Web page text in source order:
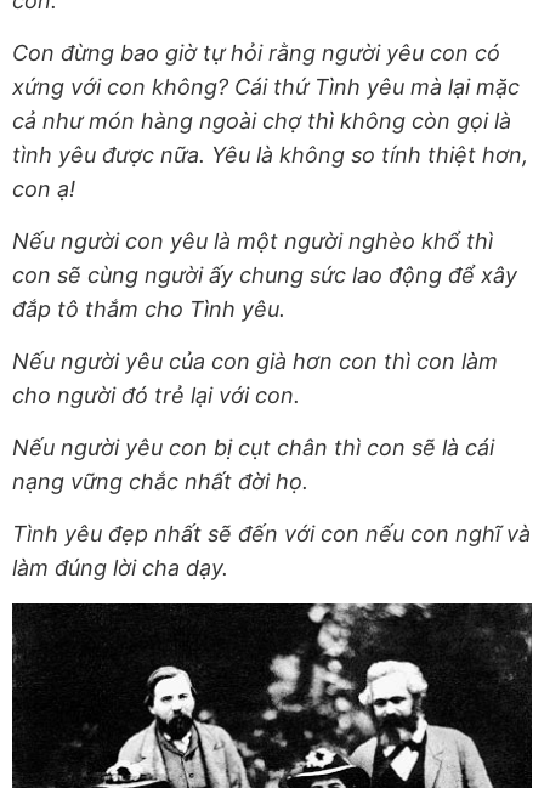
Con đừng bao giờ tự hỏi rằng người yêu con có
xứng với con không? Cái thứ Tình yêu mà lại mặc
cả như món hàng ngoài chợ thì không còn gọi là
tình yêu được nữa. Yêu là không so tính thiệt hơn,
con ạ!
Nếu người con yêu là một người nghèo khổ thì
con sẽ cùng người ấy chung sức lao động để xây
đắp tô thắm cho Tình yêu.
Nếu người yêu của con già hơn con thì con làm
cho người đó trẻ lại với con.
Nếu người yêu con bị cụt chân thì con sẽ là cái
nạng vững chắc nhất đời họ.
Tình yêu đẹp nhất sẽ đến với con nếu con nghĩ và
làm đúng lời cha dạy.